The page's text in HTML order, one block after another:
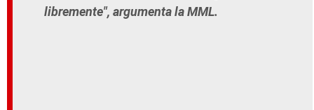
libremente", argumenta la MML.